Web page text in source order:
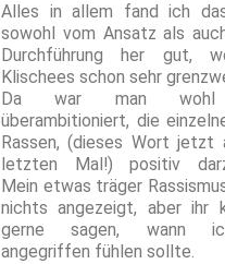
Alles in allem fand ich
sowohl vom Ansatz als
Durchführung her gut,
Klischees schon sehr
Da war man wohl
überambitioniert, die
Rassen, (dieses Wort jetzt
letzten Mal!) positiv
Mein etwas träger
nichts angezeigt, aber ihr
gerne sagen, wann
angegriffen fühlen sollte.